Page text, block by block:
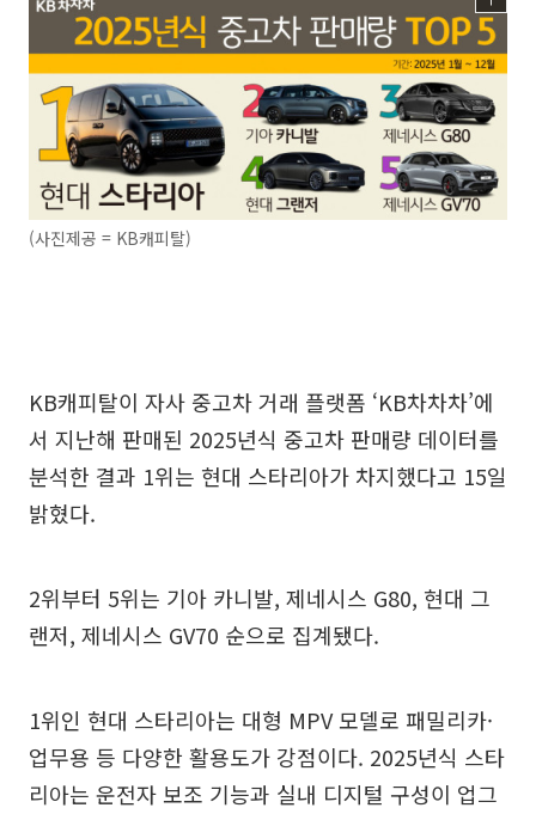
(사진제공 = KB캐피탈)
KB캐피탈이 자사 중고차 거래 플랫폼 ‘KB차차차’에
서 지난해 판매된 2025년식 중고차 판매량 데이터를
분석한 결과 1위는 현대 스타리아가 차지했다고 15일
밝혔다.
2위부터 5위는 기아 카니발, 제네시스 G80, 현대 그
랜저, 제네시스 GV70 순으로 집계됐다.
1위인 현대 스타리아는 대형 MPV 모델로 패밀리카·
업무용 등 다양한 활용도가 강점이다. 2025년식 스타
리아는 운전자 보조 기능과 실내 디지털 구성이 업그